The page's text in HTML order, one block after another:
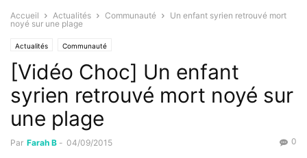
Accueil Actualités Communauté
Un enfant syrien retrouvé mort
noyé sur une plage
Actualités Communauté
[Vidéo Choc] Un enfant
syrien retrouvé mort noyé sur
une plage
Par Farah B - 04/09/2015 0